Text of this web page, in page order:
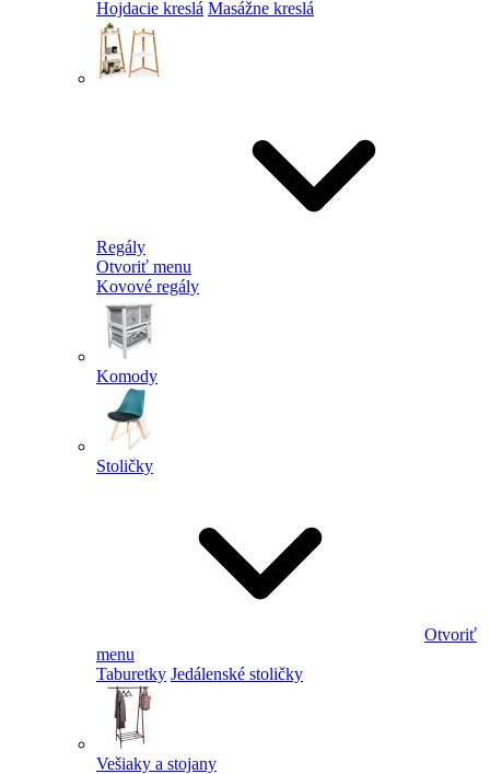
Hojdacie kreslá Masážne kreslá
Regály
Otvoriť menu
Kovové regály
Komody
Stoličky
Otvoriť
menu
Taburetky Jedálenské stoličky
Vešiaky a stojany